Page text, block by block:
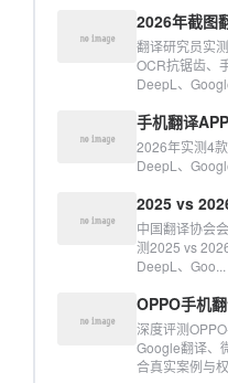
2026年截图
翻译研究员实
OCR抗锯齿、
DeepL、
手机翻译
2026年实测4款
DeepL、
2025 vs
中国翻译协会
测2025 vs
DeepL、Goo...
OPPO手机
深度评测
Google翻译、
合真实案例与